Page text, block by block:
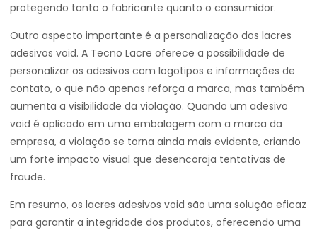
protegendo tanto o fabricante quanto o consumidor.
Outro aspecto importante é a personalização dos lacres
adesivos void. A Tecno Lacre oferece a possibilidade de
personalizar os adesivos com logotipos e informações de
contato, o que não apenas reforça a marca, mas também
aumenta a visibilidade da violação. Quando um adesivo
void é aplicado em uma embalagem com a marca da
empresa, a violação se torna ainda mais evidente, criando
um forte impacto visual que desencoraja tentativas de
fraude.
Em resumo, os lacres adesivos void são uma solução eficaz
para garantir a integridade dos produtos, oferecendo uma